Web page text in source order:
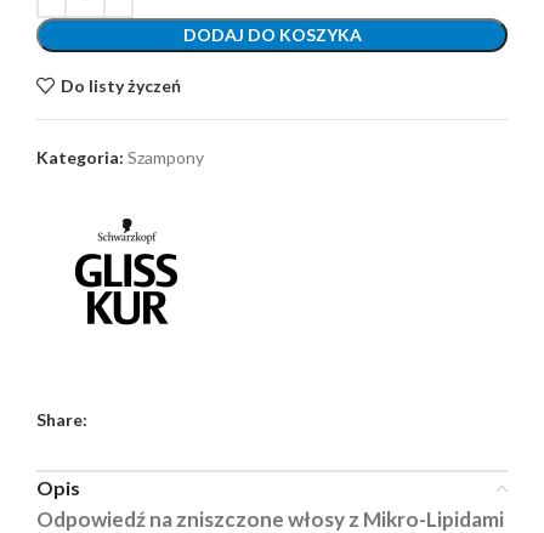
DODAJ DO KOSZYKA
Do listy życzeń
Kategoria: Szampony
Share:
Opis
Odpowiedź na zniszczone włosy z Mikro-Lipidami